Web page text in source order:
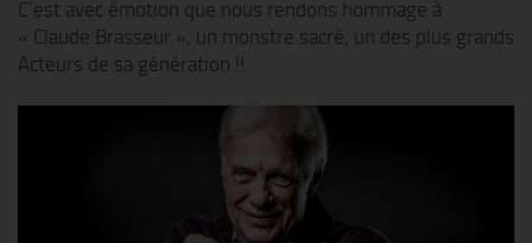
C’est avec émotion que nous rendons hommage à
« Claude Brasseur », un monstre sacré, un des plus grands
Acteurs de sa génération !!